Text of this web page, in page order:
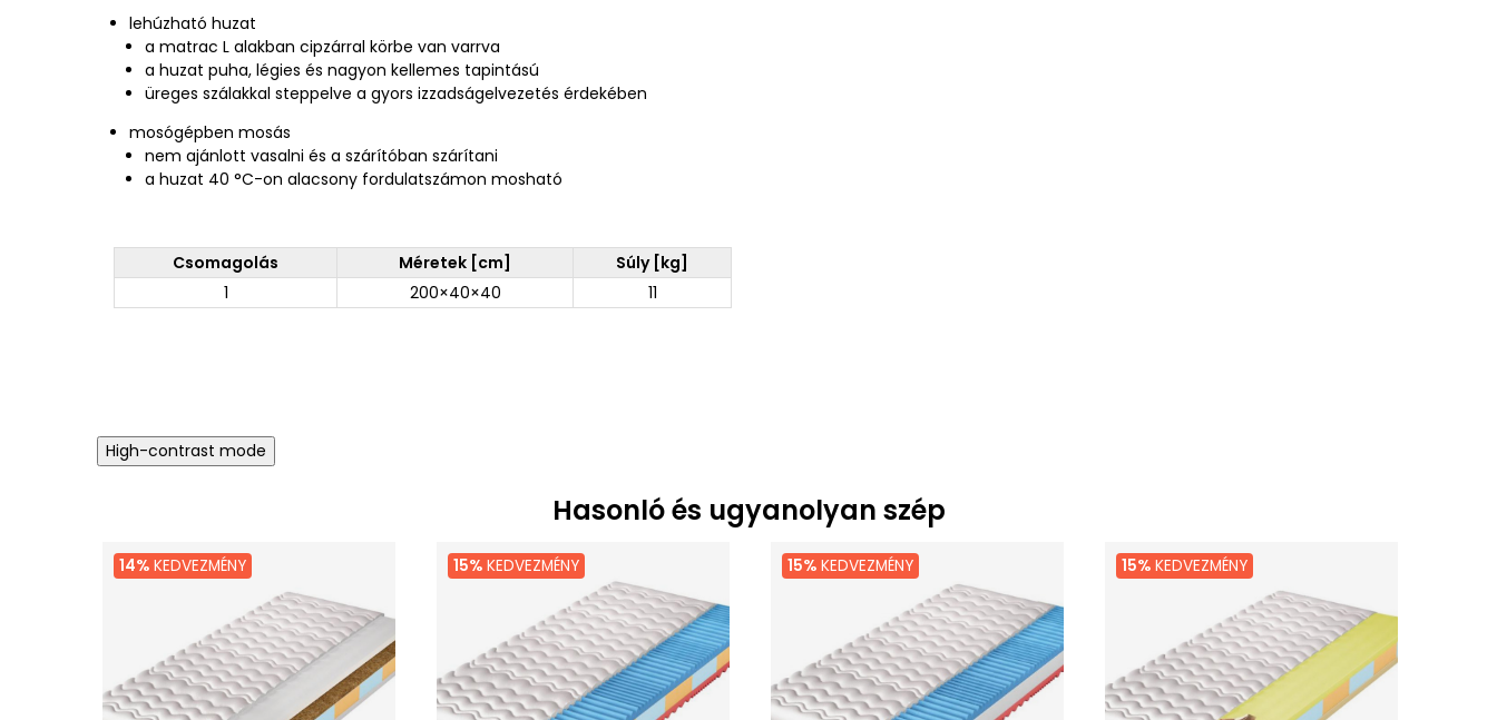
lehúzható huzat
a matrac L alakban cipzárral körbe van varrva
a huzat puha, légies és nagyon kellemes tapintású
üreges szálakkal steppelve a gyors izzadságelvezetés érdekében
mosógépben mosás
nem ajánlott vasalni és a szárítóban szárítani
a huzat 40 °C-on alacsony fordulatszámon mosható
Csomagolás Méretek [cm]
Súly [kg]
1
200×40×40 11
High-contrast mode
Hasonló és ugyanolyan szép
14% KEDVEZMÉNY 15% KEDVEZMÉNY 15% KEDVEZMÉNY 15% KEDVEZMÉNY